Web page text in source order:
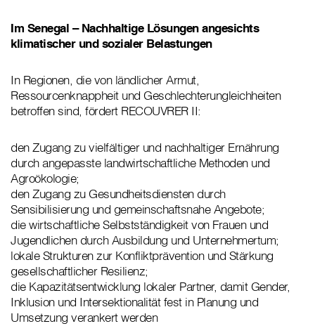
Im Senegal – Nachhaltige Lösungen angesichts
klimatischer und sozialer Belastungen
In Regionen, die von ländlicher Armut,
Ressourcenknappheit und Geschlechterungleichheiten
betroffen sind, fördert RECOUVRER II:
den Zugang zu vielfältiger und nachhaltiger Ernährung
durch angepasste landwirtschaftliche Methoden und
Agroökologie;
den Zugang zu Gesundheitsdiensten durch
Sensibilisierung und gemeinschaftsnahe Angebote;
die wirtschaftliche Selbstständigkeit von Frauen und
Jugendlichen durch Ausbildung und Unternehmertum;
lokale Strukturen zur Konfliktprävention und Stärkung
gesellschaftlicher Resilienz;
die Kapazitätsentwicklung lokaler Partner, damit Gender,
Inklusion und Intersektionalität fest in Planung und
Umsetzung verankert werden